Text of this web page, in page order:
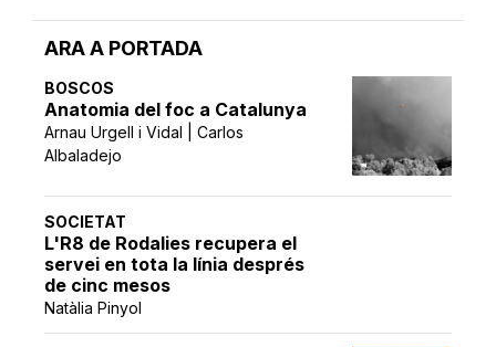
ARA A PORTADA
BOSCOS
Anatomia del foc a Catalunya
Arnau Urgell i Vidal | Carlos
Albaladejo
SOCIETAT
L'R8 de Rodalies recupera el
servei en tota la línia després
de cinc mesos
Natàlia Pinyol